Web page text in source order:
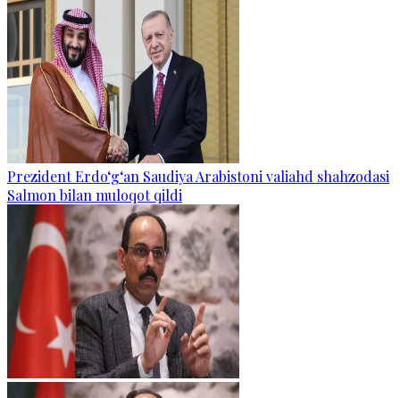
Prezident Erdo‘g‘an Saudiya Arabistoni valiahd shahzodasi
Salmon bilan muloqot qildi